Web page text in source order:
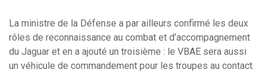
La ministre de la Défense a par ailleurs confirmé les deux
rôles de reconnaissance au combat et d’accompagnement
du Jaguar et en a ajouté un troisième : le VBAE sera aussi
un véhicule de commandement pour les troupes au contact.